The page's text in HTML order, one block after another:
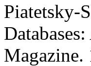
Piatetsky-